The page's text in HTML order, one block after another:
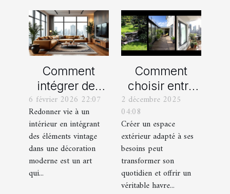
Comment
intégrer des
éléments
vintage dans
une décoration
moderne ?
6 février 2026 22:07
Redonner vie à un
intérieur en intégrant
des éléments vintage
dans une décoration
moderne est un art
qui...
Comment
choisir entre
un jardin, une
terrasse et un
balcon pour
votre espace
extérieur ?
2 décembre 2025
04:08
Créer un espace
extérieur adapté à ses
besoins peut
transformer son
quotidien et offrir un
véritable havre...